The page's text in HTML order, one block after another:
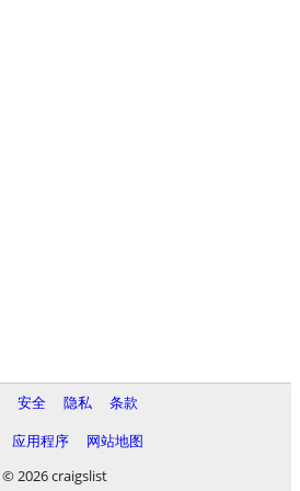
安全 隐私
条款
应用程序
网站地图
© 2026 craigslist